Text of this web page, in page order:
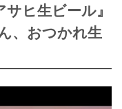
ヒ生ビール』
、おつかれ生